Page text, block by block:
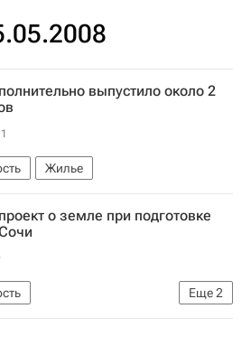
выпустило около 2
Жилье
о земле при подготовке
Еще2
2014